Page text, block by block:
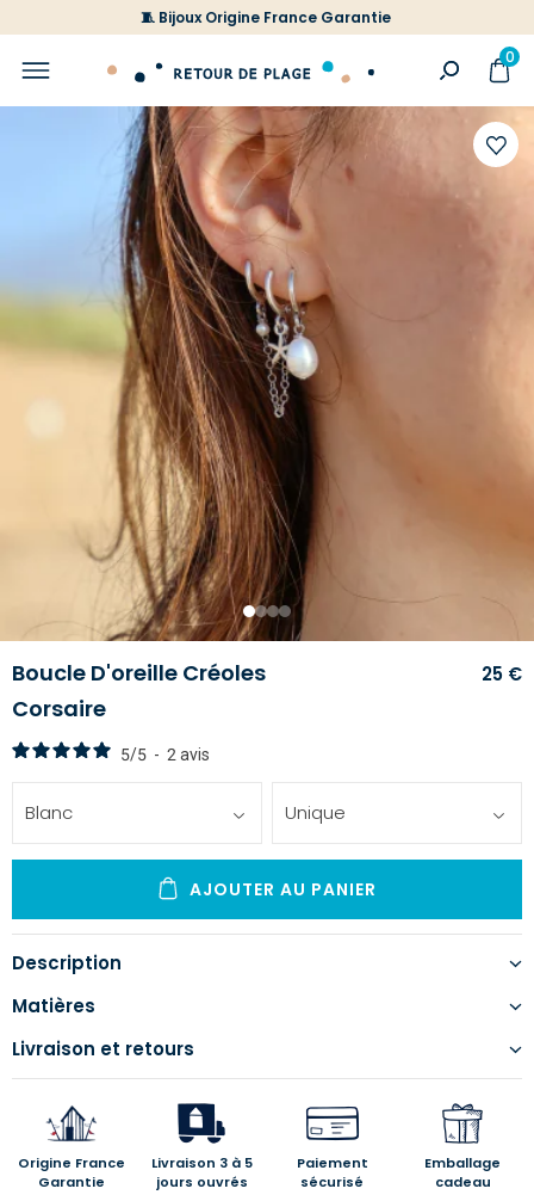
🧵 Bijoux Origine France Garantie
0
à
1 234
Boucle D'oreille Créoles
Corsaire
25 €
5/5 - 2avis
Blanc Unique
AJOUTER AU PANIER
Description
Matières
Livraison et retours
Origine France
Garantie
Livraison 3 à 5
jours ouvrés
Paiement
sécurisé
Emballage
cadeau